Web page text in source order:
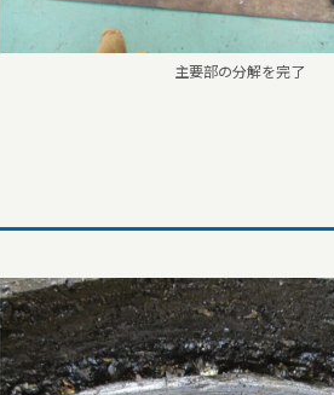
主要部の分解を完了